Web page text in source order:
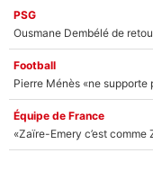
PSG
Football
Équipe de France